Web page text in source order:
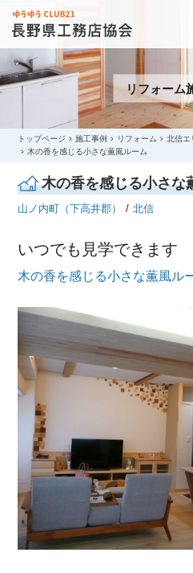
リフォーム
トップページ 施工事例 リフォーム 北信エ
木の香を感じる小さな薫風ルーム
木の香を感じる小さな
山ノ内町（下高井郡） 北信
いつでも見学できます
木の香を感じる小さな薫風ル